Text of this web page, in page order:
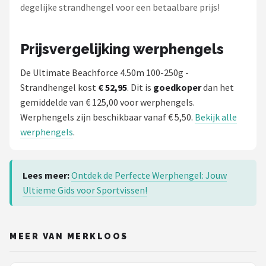
degelijke strandhengel voor een betaalbare prijs!
Prijsvergelijking werphengels
De Ultimate Beachforce 4.50m 100-250g -
Strandhengel kost € 52,95. Dit is goedkoperdan het
gemiddelde van € 125,00 voor werphengels.
Werphengels zijn beschikbaar vanaf € 5,50. Bekijk alle
werphengels.
Lees meer:Ontdek de Perfecte Werphengel: Jouw
Ultieme Gids voor Sportvissen!
MEER VAN MERKLOOS